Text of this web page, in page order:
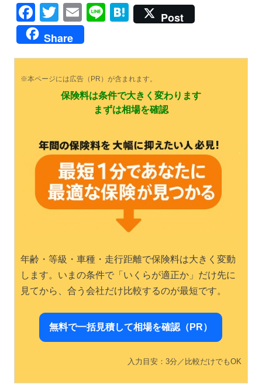
Facebook
TwitterEmailLineHatena
Post
Share
※本ページには広告（PR）が含まれます。
保険料は条件で大きく変わります
まずは相場を確認
年齢・等級・車種・走行距離で保険料は大きく変動
します。いまの条件で「いくらが適正か」だけ先に
見てから、合う会社だけ比較するのが最短です。
無料で一括見積して相場を確認（PR）
入力目安：3分／比較だけでもOK